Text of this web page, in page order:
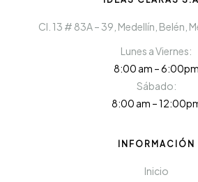
Cl. 13 # 83A – 39, Medellín, Belén,
Lunes a Viernes:
8:00 am – 6:00pm
Sábado:
8:00 am –
INFORMACIÓN
Inicio